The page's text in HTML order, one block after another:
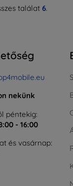
találat 6.
nekünk
péntekig:
- 16:00
és vasárnap: